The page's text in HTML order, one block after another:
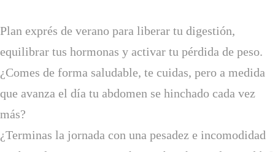
Plan exprés de verano para liberar tu digestión,
equilibrar tus hormonas y activar tu pérdida de peso.
¿Comes de forma saludable, te cuidas, pero a medida
que avanza el día tu abdomen se hinchado cada vez
más?
¿Terminas la jornada con una pesadez e incomodidad